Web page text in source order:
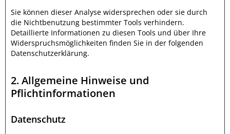
Sie können dieser Analyse widersprechen oder sie durch
die Nichtbenutzung bestimmter Tools verhindern.
Detaillierte Informationen zu diesen Tools und über Ihre
Widerspruchsmöglichkeiten finden Sie in der folgenden
Datenschutzerklärung.
2. Allgemeine Hinweise und
Pflichtinformationen
Datenschutz